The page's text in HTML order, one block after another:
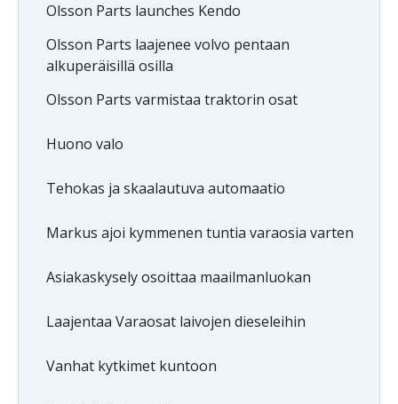
Olsson Parts launches Kendo
Olsson Parts laajenee volvo pentaan
alkuperäisillä osilla
Olsson Parts varmistaa traktorin osat
Huono valo
Tehokas ja skaalautuva automaatio
Markus ajoi kymmenen tuntia varaosia varten
Asiakaskysely osoittaa maailmanluokan
Laajentaa Varaosat laivojen dieseleihin
Vanhat kytkimet kuntoon